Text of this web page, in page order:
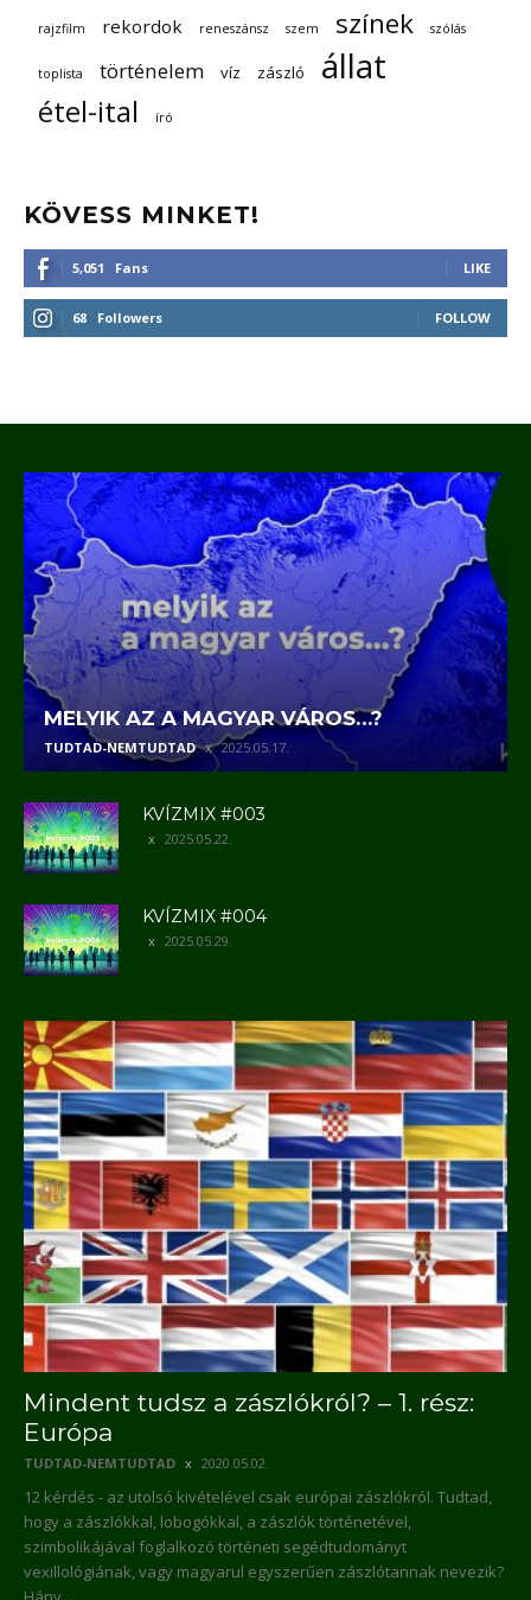
rajzfilm rekordok reneszánsz szem színek szólás
toplista történelem víz zászló állat
étel-ital író
KÖVESS MINKET!
5,051 Fans LIKE
68 Followers FOLLOW
MELYIK AZ A MAGYAR VÁROS…?
TUDTAD-NEMTUDTAD 2025.05.17.
KVÍZMIX #003
2025.05.22.
KVÍZMIX #004
2025.05.29.
Mindent tudsz a zászlókról? – 1. rész:
Európa
TUDTAD-NEMTUDTAD 2020.05.02.
12 kérdés - az utolsó kivételével csak európai zászlókról. Tudtad,
hogy a zászlókkal, lobogókkal, a zászlók történetével,
szimbolikájával foglalkozó történeti segédtudományt
vexillológiának, vagy magyarul egyszerűen zászlótannak nevezik?